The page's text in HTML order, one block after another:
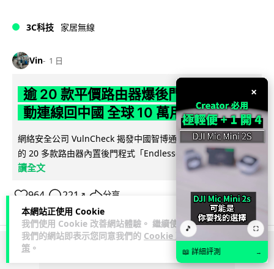
本網站正使用 Cookie
我們使用 Cookie 改善網站體驗。 繼續使用
我們的網站即表示您同意我們的 Cookie 政
策 。
3C科技 家居無線
Vin 1 日
逾 20 款平價路由器爆後門 每 35 秒自
動連線回中國 全球 10 萬用家私隱堪憂
網絡安全公司 VulnCheck 揭發中國智博通電子（Zbtlink）生產
的 20 多款路由器內置後門程式「Endlessdoors」（無盡...
閱
讀全文
964 221 ↗ 分享
×
🎵 ⛶
📖 詳細評測 →